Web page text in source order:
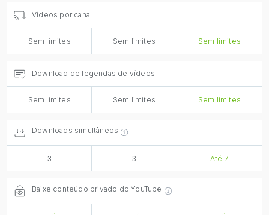
Vídeos por canal
Sem limites Sem limites Sem limites
Download de legendas de vídeos
Sem limites Sem limites Sem limites
Downloads simultâneos
3 3 Até 7
Baixe conteúdo privado do YouTube